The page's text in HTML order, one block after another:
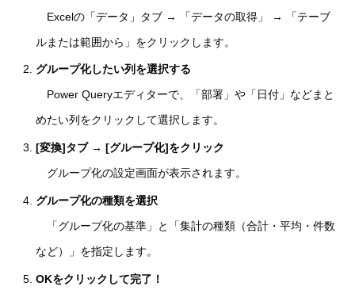
Excelの「データ」タブ → 「データの取得」 → 「テーブ
ルまたは範囲から」をクリックします。
グループ化したい列を選択する
Power Queryエディターで、「部署」や「日付」などまと
めたい列をクリックして選択します。
[変換]タブ → [グループ化]をクリック
グループ化の設定画面が表示されます。
グループ化の種類を選択
「グループ化の基準」と「集計の種類（合計・平均・件数
など）」を指定します。
OKをクリックして完了！